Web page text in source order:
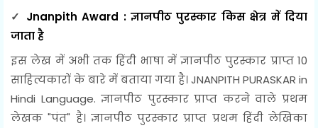
✓ Jnanpith Award : ज्ञानपीठ पुरस्कार किस क्षेत्र में दिया
जाता है
इस लेख में अभी तक हिंदी भाषा में ज्ञानपीठ पुरस्कार प्राप्त 10
साहित्यकारों के बारे में बताया गया है। JNANPITH PURASKAR in
Hindi Language. ज्ञानपीठ पुरस्कार प्राप्त करने वाले प्रथम
लेखक "पंत" है। ज्ञानपीठ पुरस्कार प्राप्त प्रथम हिंदी लेखिका